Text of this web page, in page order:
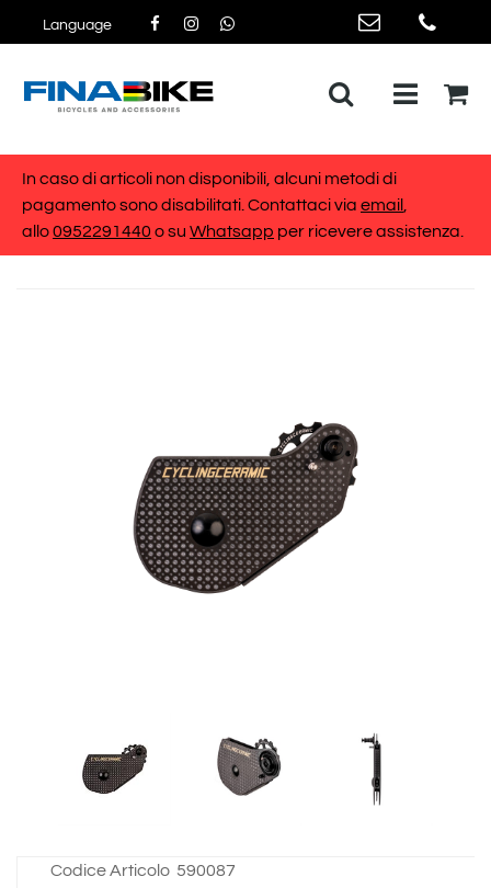
Language
Open
In caso di articoli non disponibili, alcuni metodi di
pagamento sono disabilitati. Contattaci via email
allo0952291440 o su Whatsapp per ricevere assistenza.
Codice Articolo 590087